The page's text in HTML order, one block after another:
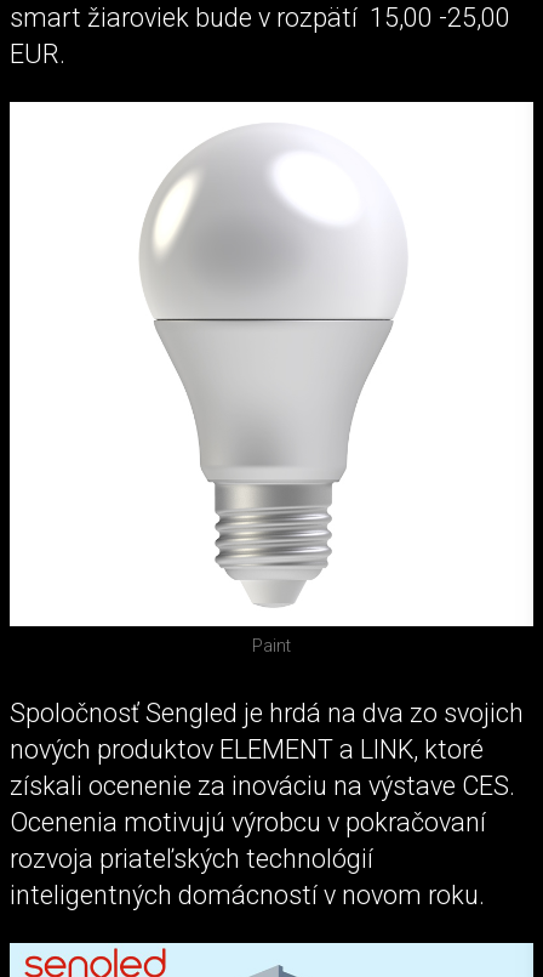
smart žiaroviek bude v rozpätí 15,00 -25,00
EUR.
Paint
Spoločnosť Sengled je hrdá na dva zo svojich
nových produktov ELEMENT a LINK, ktoré
získali ocenenie za inováciu na výstave CES.
Ocenenia motivujú výrobcu v pokračovaní
rozvoja priateľských technológií
inteligentných domácností v novom roku.